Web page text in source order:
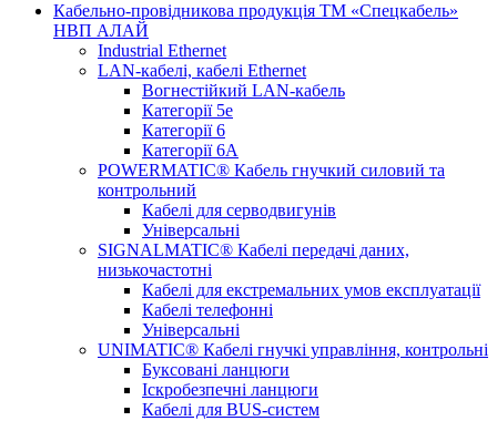
Кабельно-провідникова продукція ТМ «Спецкабель»
НВП АЛАЙ
Industrial Ethernet
LAN-кабелі, кабелі Ethernet
Вогнестійкий LAN-кабель
Категорії 5е
Категорії 6
Категорії 6А
POWERMATIC® Кабель гнучкий силовий та
контрольний
Кабелі для серводвигунів
Універсальні
SIGNALMATIC® Кабелі передачі даних,
низькочастотні
Кабелі для екстремальних умов експлуатації
Кабелі телефонні
Універсальні
UNIMATIC® Кабелі гнучкі управління, контрольні
Буксовані ланцюги
Іскробезпечні ланцюги
Кабелі для BUS-систем